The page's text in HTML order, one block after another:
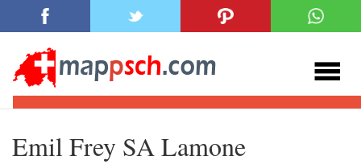
Emil Frey SA Lamone